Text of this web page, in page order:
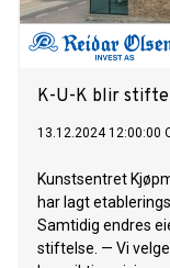
K-U-K blir
13.12.2024 12:00:00
Kunstsentret
har lagt
Samtidig endres
stiftelse. — Vi